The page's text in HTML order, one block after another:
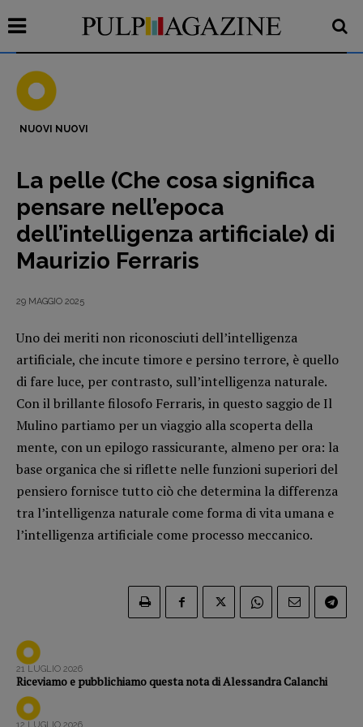
Recensioni
Primo Piano
Interviste
RUBRICHE
Archeologie del
Fumetti
Libro & Film
Pulp for kids
Opera prima
DOSSIER
12 dicembre
Blade Runner 40
Editoria
Intelligenza Artificiale
Maestri sommersi
Psichedelia
Valerio Evangelisti
NUOVI NUOVI
La pelle (Che cosa significa
pensare nell’epoca
dell’intelligenza artificiale) di
Maurizio Ferraris
29 MAGGIO 2025
Uno dei meriti non riconosciuti dell’intelligenza
artificiale, che incute timore e persino terrore, è quello
di fare luce, per contrasto, sull’intelligenza naturale.
Con il brillante filosofo Ferraris, in questo saggio de Il
Mulino partiamo per un viaggio alla scoperta della
mente, con un epilogo rassicurante, almeno per ora: la
base organica che si riflette nelle funzioni superiori del
pensiero fornisce tutto ciò che determina la differenza
tra l’intelligenza naturale come forma di vita umana e
l’intelligenza artificiale come processo meccanico.
21 LUGLIO 2026
Riceviamo e pubblichiamo questa nota di Alessandra Calanchi